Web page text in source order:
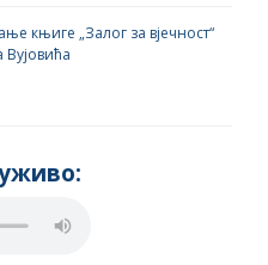
књиге „Залог за вјечност“
Вујовића